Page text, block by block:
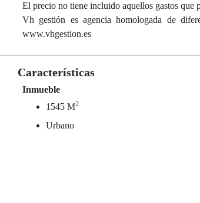
El precio no tiene incluido aquellos gastos que
Vh gestión es agencia homologada de
www.vhgestion.es
Características
Inmueble
1545 M2
Urbano